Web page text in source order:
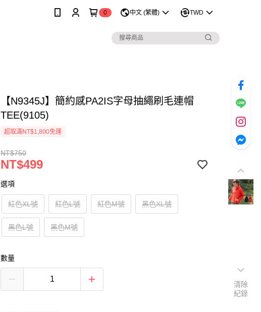
0 中文 (繁體) TWD
【N9345J】簡約感PA2IS字母抽繩刷毛連帽
TEE(9105)
超取滿NT$1,800免運
NT$750
NT$499
選項
紅色XL號 紅色L號 紅色M號 黑色XL號
黑色L號 黑色M號
數量
清除
紀錄